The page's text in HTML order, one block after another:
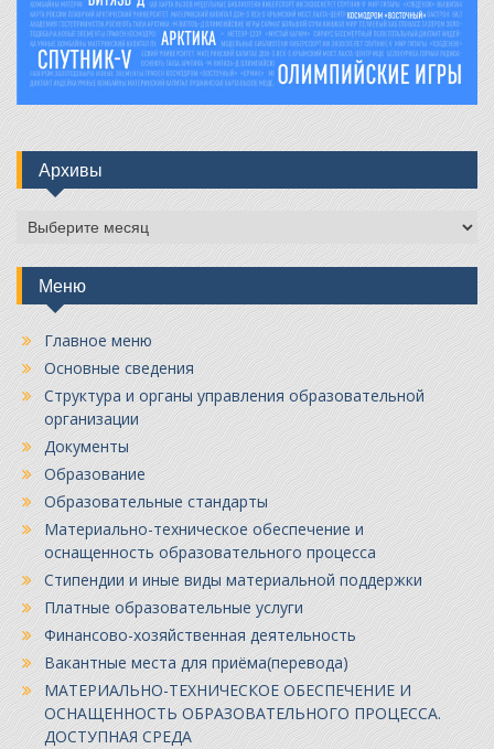
Архивы
Архивы
Меню
Главное меню
Основные сведения
Структура и органы управления образовательной
организации
Документы
Образование
Образовательные стандарты
Материально-техническое обеспечение и
оснащенность образовательного процесса
Стипендии и иные виды материальной поддержки
Платные образовательные услуги
Финансово-хозяйственная деятельность
Вакантные места для приёма(перевода)
МАТЕРИАЛЬНО-ТЕХНИЧЕСКОЕ ОБЕСПЕЧЕНИЕ И
ОСНАЩЕННОСТЬ ОБРАЗОВАТЕЛЬНОГО ПРОЦЕССА.
ДОСТУПНАЯ СРЕДА